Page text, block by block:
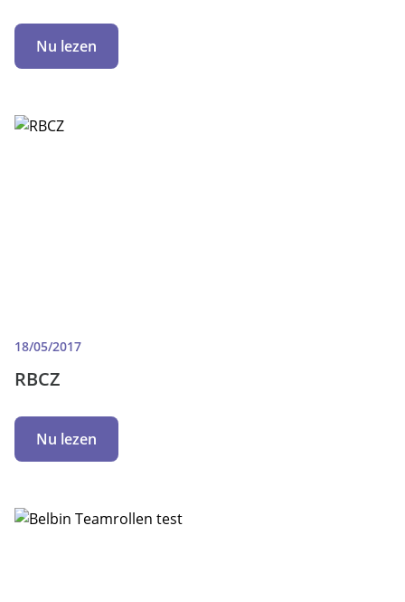
Nu lezen
18/05/2017
RBCZ
Nu lezen